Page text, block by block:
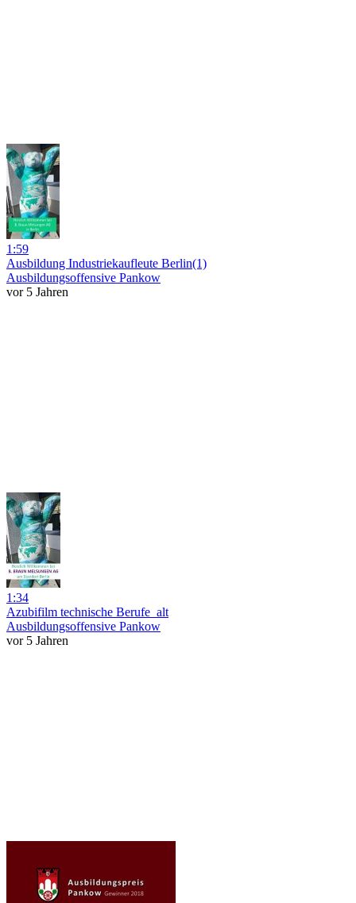
1:59
Ausbildung Industriekaufleute Berlin(1)
Ausbildungsoffensive Pankow
vor 5 Jahren
1:34
Azubifilm technische Berufe_alt
Ausbildungsoffensive Pankow
vor 5 Jahren